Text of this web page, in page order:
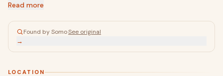
Read more
Found by SomoSee original
→
LOCATION